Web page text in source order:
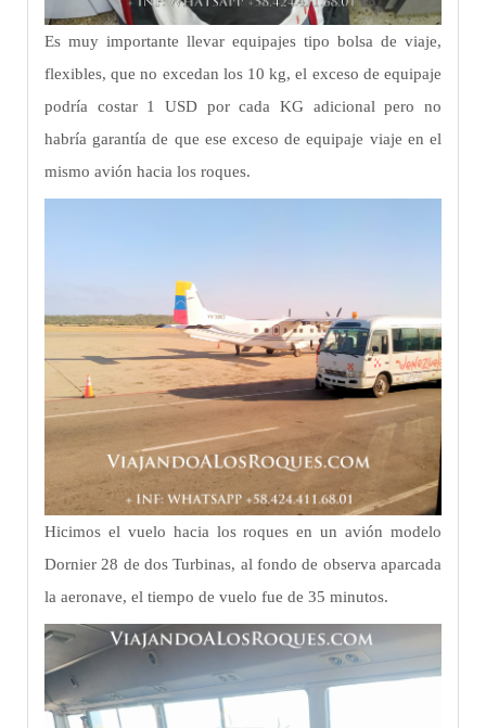
Es muy importante llevar equipajes tipo bolsa de viaje,
flexibles, que no excedan los 10 kg, el exceso de equipaje
podría costar 1 USD por cada KG adicional pero no
habría garantía de que ese exceso de equipaje viaje en el
mismo avión hacia los roques.
Hicimos el vuelo hacia los roques en un avión modelo
Dornier 28 de dos Turbinas, al fondo de observa aparcada
la aeronave, el tiempo de vuelo fue de 35 minutos.